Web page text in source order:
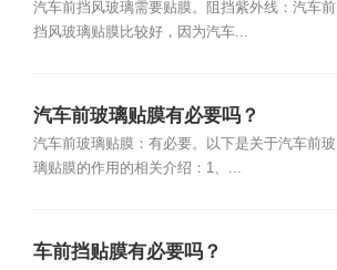
汽车前挡风玻璃需要贴膜。阻挡紫外线：汽车前
挡风玻璃贴膜比较好，因为汽车...
汽车前玻璃贴膜有必要吗？
汽车前玻璃贴膜：有必要。以下是关于汽车前玻
璃贴膜的作用的相关介绍：1、...
车前挡贴膜有必要吗？